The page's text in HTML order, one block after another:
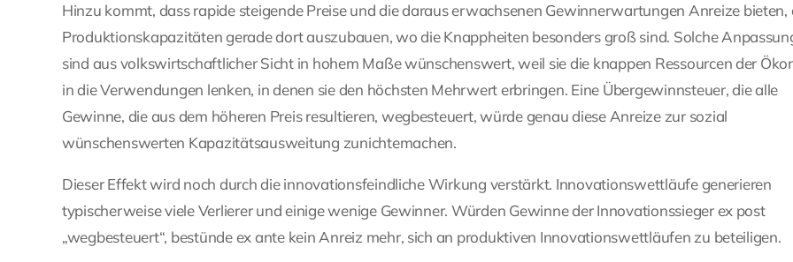
Hinzu kommt, dass rapide steigende Preise und die daraus erwachsenen Gewinnerwartungen Anreize bieten,
Produktionskapazitäten gerade dort auszubauen, wo die Knappheiten besonders groß sind. Solche
sind aus volkswirtschaftlicher Sicht in hohem Maße wünschenswert, weil sie die knappen Ressourcen der
in die Verwendungen lenken, in denen sie den höchsten Mehrwert erbringen. Eine Übergewinnsteuer, die alle
Gewinne, die aus dem höheren Preis resultieren, wegbesteuert, würde genau diese Anreize zur sozial
wünschenswerten Kapazitätsausweitung zunichtemachen.
Dieser Effekt wird noch durch die innovationsfeindliche Wirkung verstärkt. Innovationswettläufe generieren
typischerweise viele Verlierer und einige wenige Gewinner. Würden Gewinne der Innovationssieger ex post
„wegbesteuert“, bestünde ex ante kein Anreiz mehr, sich an produktiven Innovationswettläufen zu beteiligen.